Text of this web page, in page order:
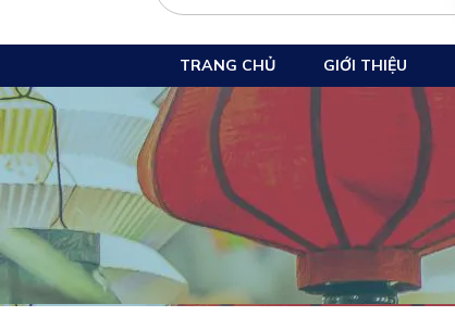
TRANG CHỦ GIỚI THIỆU